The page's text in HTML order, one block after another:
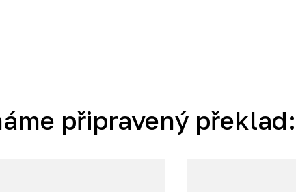
připravený překlad: